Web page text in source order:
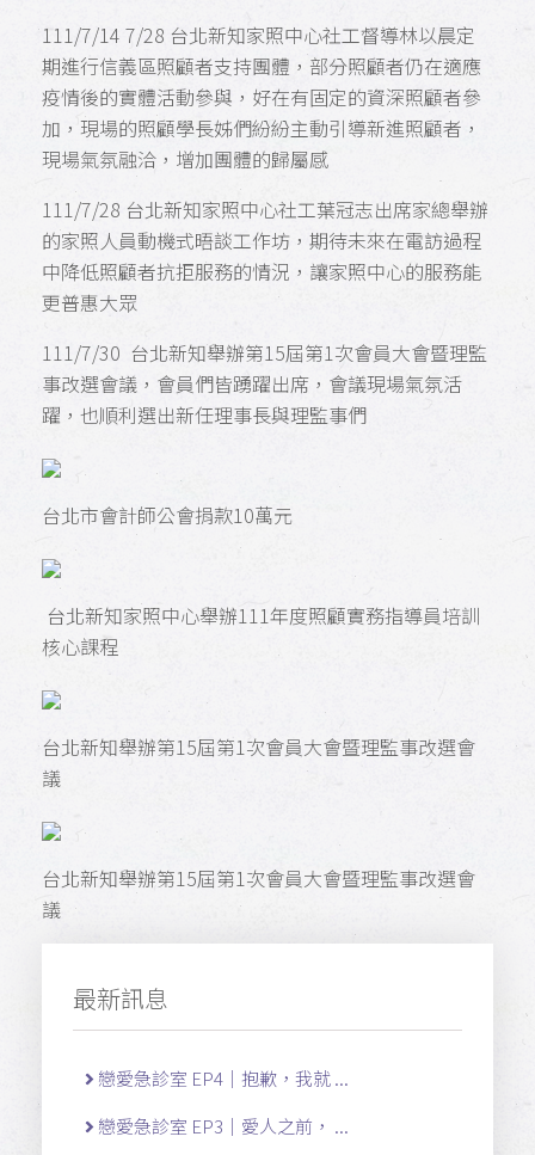
111/7/14 7/28 台北新知家照中心社工督導林以晨定
期進行信義區照顧者支持團體，部分照顧者仍在適應
疫情後的實體活動參與，好在有固定的資深照顧者參
加，現場的照顧學長姊們紛紛主動引導新進照顧者，
現場氣氛融洽，增加團體的歸屬感
111/7/28 台北新知家照中心社工葉冠志出席家總舉辦
的家照人員動機式晤談工作坊，期待未來在電訪過程
中降低照顧者抗拒服務的情況，讓家照中心的服務能
更普惠大眾
111/7/30 台北新知舉辦第15屆第1次會員大會暨理監
事改選會議，會員們皆踴躍出席，會議現場氣氛活
躍，也順利選出新任理事長與理監事們
台北市會計師公會捐款10萬元
台北新知家照中心舉辦111年度照顧實務指導員培訓
核心課程
台北新知舉辦第15屆第1次會員大會暨理監事改選會
議
台北新知舉辦第15屆第1次會員大會暨理監事改選會
議
最新訊息
戀愛急診室 EP4｜抱歉，我就 ...
戀愛急診室 EP3｜愛人之前， ...